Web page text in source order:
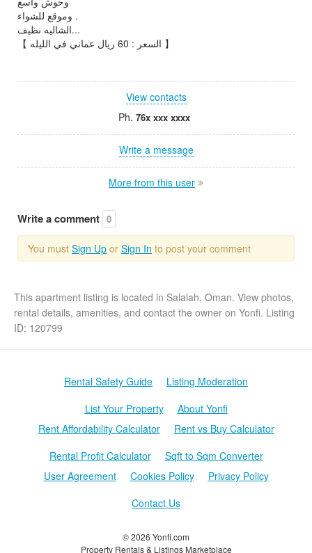
وموقع للشواء .
الشاليه نظيف...
【 السعر : 60 ريال عماني في الليله 】
View contacts
Ph. 76x xxx xxxx
Write a message
More from this user
Write a comment 0
You must Sign Up or Sign In to post your comment
This apartment listing is located in Salalah, Oman. View photos,
rental details, amenities, and contact the owner on Yonfi. Listing
ID: 120799
© 2026 Yonfi.com
Property Rentals & Listings Marketplace
Rental Safety Guide
Listing Moderation
List Your Property
About Yonfi
Rent Affordability Calculator
Rent vs Buy Calculator
Rental Profit Calculator
Sqft to Sqm Converter
User Agreement
Cookies Policy
Privacy Policy
Contact Us